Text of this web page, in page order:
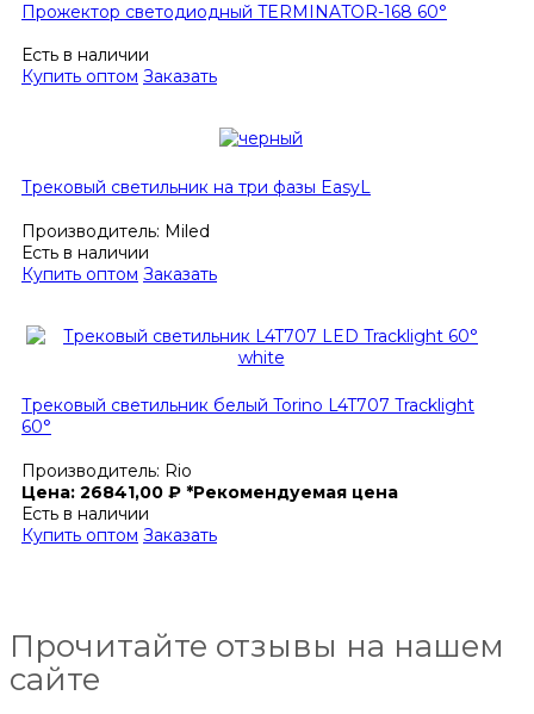
Прожектор светодиодный TERMINATOR-168 60°
Есть в наличии
Купить оптом Заказать
Трековый светильник на три фазы EasyL
Производитель: Miled
Есть в наличии
Купить оптом Заказать
Трековый светильник белый Torino L4T707 Tracklight
60°
Производитель: Rio
Цена: 26841,00 ₽ *Рекомендуемая цена
Есть в наличии
Купить оптом Заказать
Прочитайте отзывы на нашем
сайте